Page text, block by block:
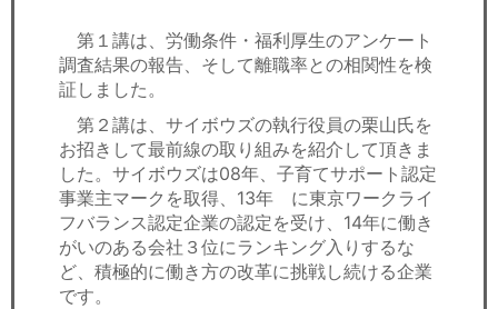
第１講は、労働条件・福利厚生のアンケート
調査結果の報告、そして離職率との相関性を検
証しました。
第２講は、サイボウズの執行役員の栗山氏を
お招きして最前線の取り組みを紹介して頂きま
した。サイボウズは08年、子育てサポート認定
事業主マークを取得、13年 に東京ワークライ
フバランス認定企業の認定を受け、14年に働き
がいのある会社３位にランキング入りするな
ど、積極的に働き方の改革に挑戦し続ける企業
です。